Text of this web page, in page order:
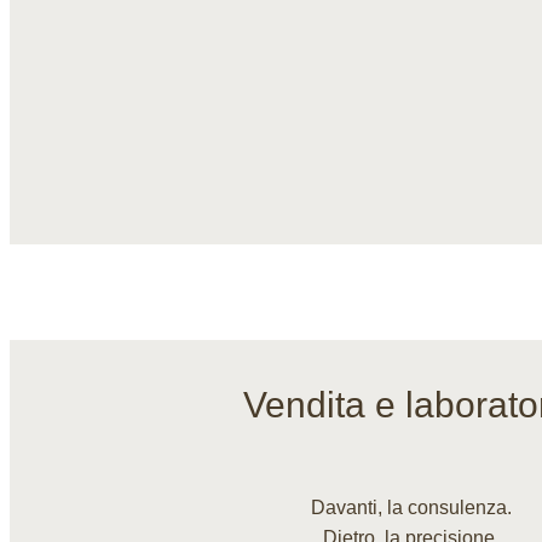
Vendita e
Davanti, la consulenza.
Dietro, la precisione.